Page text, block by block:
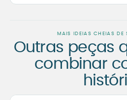
MAIS IDEIAS CHEIAS DE
Outras peças
combinar